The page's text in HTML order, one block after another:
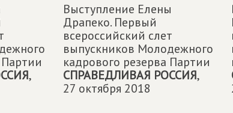
,
Выступление Елены
Драпеко. Первый
всероссийский слет
выпускников Молодежного
кадрового резерва Партии
СПРАВЕДЛИВАЯ РОССИЯ,
27 октября 2018